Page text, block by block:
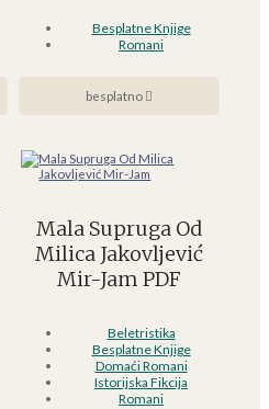
Besplatne Knjige
Romani
besplatno
Mala Supruga Od
Milica Jakovljević
Mir-Jam PDF
Beletristika
Besplatne Knjige
Domaći Romani
Istorijska Fikcija
Romani